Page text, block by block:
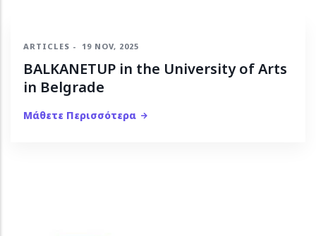
ARTICLES - 19 NOV, 2025
BALKANETUP in the University of Arts
in Belgrade
Μάθετε Περισσότερα